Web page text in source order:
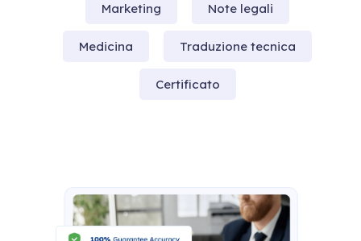
Marketing Note legali
Medicina Traduzione tecnica
Certificato